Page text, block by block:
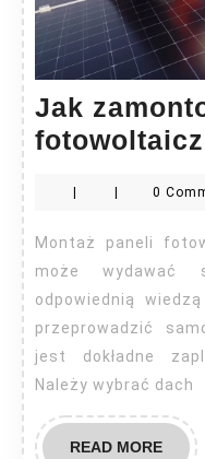
Jak
0
Montaż paneli fotowoltaicznych to proces, który
może wydawać
odpowiednią
przeprowadzić
jest dokładne
Należy wybrać dach
READ MOREREAD